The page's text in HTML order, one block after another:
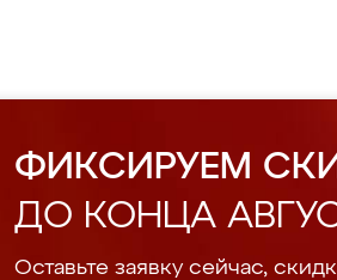
ФИКСИРУЕМ
ДО КОНЦА
Оставьте заявку сейчас,